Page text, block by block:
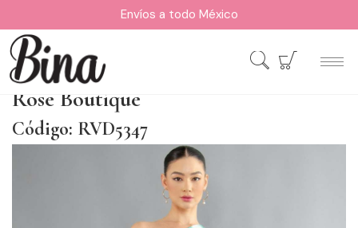
Envíos a todo México
Rose Boutique
Código: RVD5347